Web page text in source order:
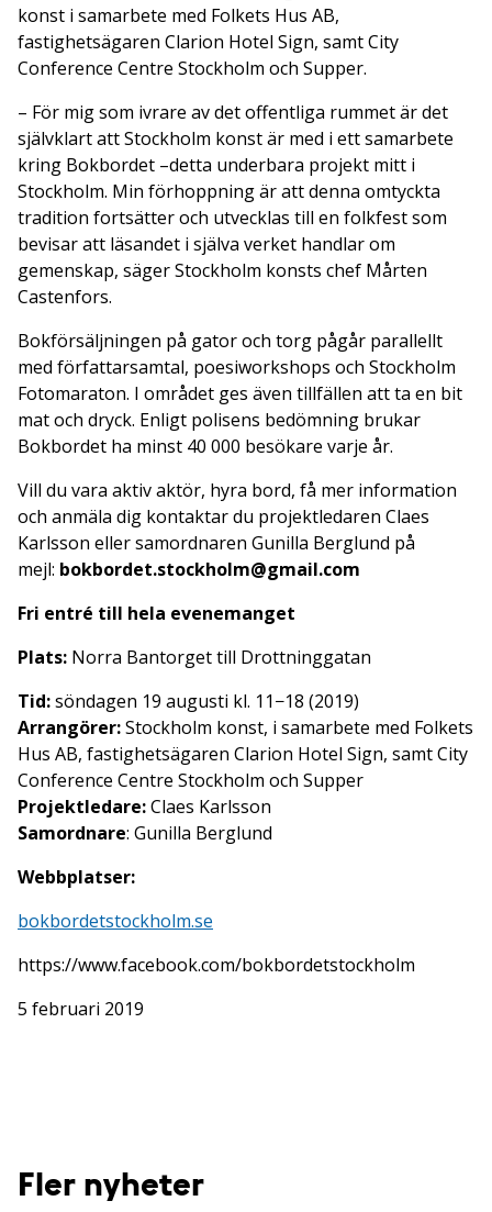
konst i samarbete med Folkets Hus AB,
fastighetsägaren Clarion Hotel Sign, samt City
Conference Centre Stockholm och Supper.
– För mig som ivrare av det offentliga rummet är det
självklart att Stockholm konst är med i ett samarbete
kring Bokbordet –detta underbara projekt mitt i
Stockholm. Min förhoppning är att denna omtyckta
tradition fortsätter och utvecklas till en folkfest som
bevisar att läsandet i själva verket handlar om
gemenskap, säger Stockholm konsts chef Mårten
Castenfors.
Bokförsäljningen på gator och torg pågår parallellt
med författarsamtal, poesiworkshops och Stockholm
Fotomaraton. I området ges även tillfällen att ta en bit
mat och dryck. Enligt polisens bedömning brukar
Bokbordet ha minst 40 000 besökare varje år.
Vill du vara aktiv aktör, hyra bord, få mer information
och anmäla dig kontaktar du projektledaren Claes
Karlsson eller samordnaren Gunilla Berglund på
mejl: bokbordet.stockholm@gmail.com
Fri entré till hela evenemanget
Plats: Norra Bantorget till Drottninggatan
Tid:söndagen 19 augusti kl. 11−18 (2019)
Arrangörer:Stockholm konst, i samarbete med Folkets
Hus AB, fastighetsägaren Clarion Hotel Sign, samt City
Conference Centre Stockholm och Supper
Projektledare:Claes Karlsson
Samordnare: Gunilla Berglund
Webbplatser:
bokbordetstockholm.se
https://www.facebook.com/bokbordetstockholm
5 februari 2019
Fler nyheter